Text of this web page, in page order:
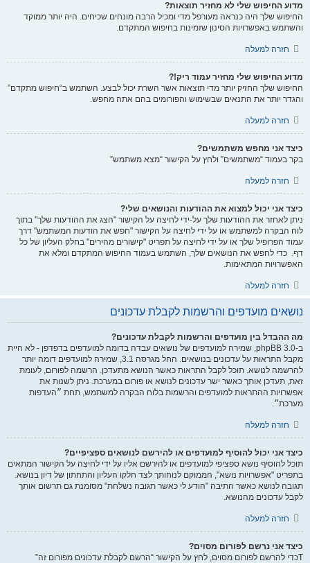
מדוע החיפוש שלי לא מחזיר תוצאות?
החיפוש שלך היה כנראה מעורפל מדי ומכיל הרבה מונחים שכיחים. היה יותר ממוקד
והשתמש באפשרויות הסינון שזמינות בחיפוש המתקדם.
חזרה למעלה
מדוע החיפוש שלי מחזיר עמוד ריק!?
החיפוש שלך החזיק יותר מדי תוצאות אשר השרת יכול לבצע. השתמש ב“חיפוש מתקדם”
והגדר יותר את התנאים שבשימוש והפורומים בהם אתה מחפש.
חזרה למעלה
כיצד אני מחפש משתמשים?
בקר בעמוד “משתמשים” ולחץ על הקישור “מצא משתמש”
חזרה למעלה
כיצד אני יכול למצוא את ההודעות והנושאים שלי?
ניתן לאחזר את ההודעות שלך על-ידי לחיצה על הקישור "הצג את ההודעות שלך" בתוך
לוח הבקרה למשתמש או על ידי לחיצה על הקישור "חפש את הודעות המשתמש" דרך
עמוד הפרופיל שלך או על ידי לחיצה על תפריט "קישורים מהירים" בחלק העליון של כל
דף. כדי לחפש את הנושאים שלך, השתמש בעמוד החיפוש המתקדם ומלא את
האפשרויות המתאימות.
חזרה למעלה
נושאים מועדפים והרשמות לקבלת עדכונים
מה ההבדל בין מועדפים והרשמות לקבלת עדכונים?
ב-phpBB 3.0, שמירה למועדפים של נושאים עבדה בדומה למועדפים בדפדפן - לא היית
מקבל התראות על עדכונים בנושאים. החל מגרסה 3.1, שמירה למועדפים דומה יותר
להרשמה לנושא. תוכל לקבל התראות כאשר הנושא מתעדכן. הרשמה לפורום, לעומת
זאת, תעדכן אותך כאשר ישר עדכונים לנושא או פורום במערכת. ניתן לשנות את
אפשרויות ההתראות למועדפים והרשמות בלוח הבקרה למשתמש, תחת ״העדפות
מערכת״.
חזרה למעלה
כיצד אני יכול להוסיף למועדפים או להירשם לנושאים ספציפיים?
תוכל להוסיף נושא ספציפי למועדפים או להירשם אליו על ידי לחיצה על הקישור המתאים
בתפריט "אפשרויות נושא", הממוקם לנוחותך לצד חלקו העליון והתחתון של דיון בנושא.
תגובה לנושא כאשר התיבה "הודע לי כאשר תגובה נשלחת" מסומנת גם תרשום אותך
לקבל עדכונים מהנושא.
חזרה למעלה
כיצד אני נרשם לפורום מסוים?
Tכדי להרשם לפורום מסוים, לחץ על הקישור “הרשם לקבלת עדכונים מפורום זה”